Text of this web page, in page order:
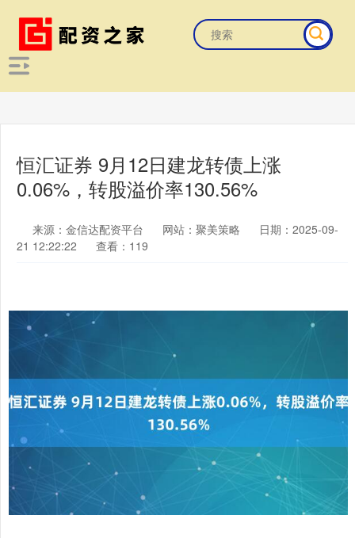
恒汇证券 9月12日建龙转债上涨
0.06%，转股溢价率130.56%
来源：金信达配资平台 网站：聚美策略
日期：2025-09-
21 12:22:22
查看：119